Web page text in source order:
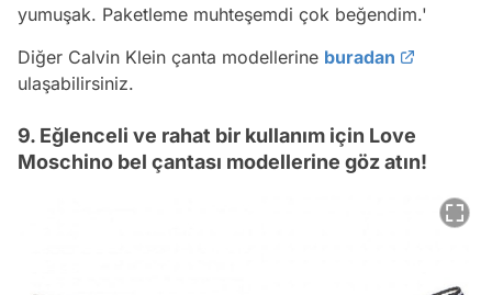
yumuşak. Paketleme muhteşemdi çok beğendim.'
Diğer Calvin Klein çanta modellerine buradan
ulaşabilirsiniz.
9. Eğlenceli ve rahat bir kullanım için Love
Moschino bel çantası modellerine göz atın!